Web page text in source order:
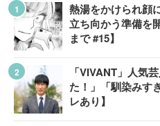
熱湯をかけられ顔
立ち向かう準備を
まで #15】
「VIVANT」人気
た！」「馴染みす
レあり】